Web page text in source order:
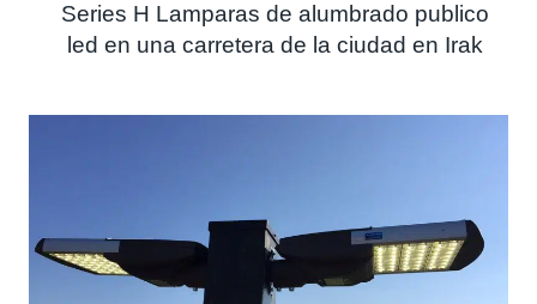
Series H Lamparas de alumbrado publico
led en una carretera de la ciudad en Irak